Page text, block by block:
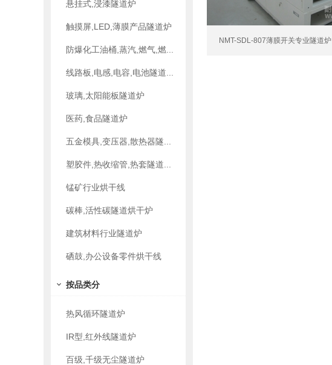
悬挂式,浸漆隧道炉
触摸屏,LED,薄膜产品隧道炉
防爆化工油桶,蒸汽,燃气,燃...
线路板,电感,电容,电池隧道...
玻璃,太阳能板隧道炉
医药,食品隧道炉
五金模具,变压器,散热器隧...
塑胶件,热收缩管,热套隧道...
锰矿行业烘干线
碳棒,活性碳隧道烘干炉
建筑材料行业隧道炉
硒鼓,办公设备零件烘干线
按品类分
热风循环隧道炉
IR型,红外线隧道炉
百级,千级无尘隧道炉
NMT-SDL-807薄膜开关专业隧道炉